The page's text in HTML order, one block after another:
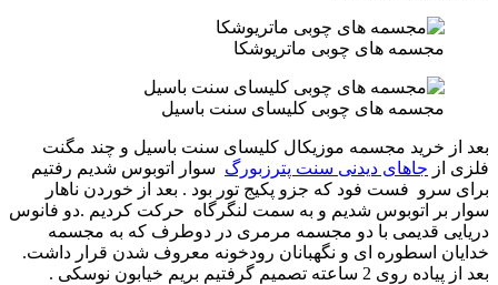
مجسمه های چوبی ماتریوشکا
مجسمه های چوبی کلیسای سنت باسیل
بعد از خرید مجسمه موزیکال کلیسای سنت باسیل و چند مگنت
فلزی از جاهای دیدنی سنت پترزبورگ سوار اتوبوس شدیم رفتیم
برای سرو فست فود که جزو پکیج تور بود . بعد از خوردن ناهار
سوار بر اتوبوس شدیم و به سمت لنگرگاه حرکت کردیم .دو فانوس
دریایی قدیمی با دو مجسمه مرمری در دوطرف که به مجسمه
خدایان اسطوره ای و نگهبانان رودخونه معروف شدن قرار داشت.
بعد از پیاده روی 2 ساعته تصمیم گرفتیم بریم خیابون نوسکی .